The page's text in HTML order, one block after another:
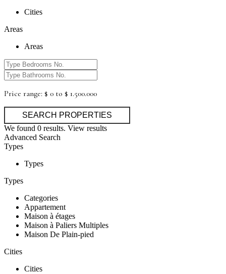
Cities
Areas
Areas
Price range: $ 0 to $ 1.500.000
We found 0 results. View results
Advanced Search
Types
Types
Types
Categories
Appartement
Maison à étages
Maison à Paliers Multiples
Maison De Plain-pied
Cities
Cities